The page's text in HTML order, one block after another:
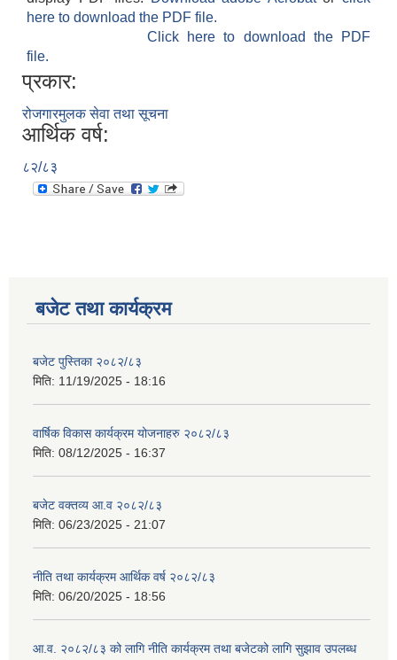
here to download the PDF file.
Click here to download the PDF
file.
प्रकार:
रोजगारमुलक सेवा तथा सूचना
आर्थिक वर्ष:
८२/८३
बजेट तथा कार्यक्रम
बजेट पुस्तिका २०८२/८३
मिति: 11/19/2025 - 18:16
वार्षिक विकास कार्यक्रम योजनाहरु २०८२/८३
मिति: 08/12/2025 - 16:37
बजेट वक्तव्य आ.व २०८२/८३
मिति: 06/23/2025 - 21:07
नीति तथा कार्यक्रम आर्थिक वर्ष २०८२/८३
मिति: 06/20/2025 - 18:56
आ.व. २०८२/८३ को लागि नीति कार्यक्रम तथा बजेटको लागि सुझाव उपलब्ध